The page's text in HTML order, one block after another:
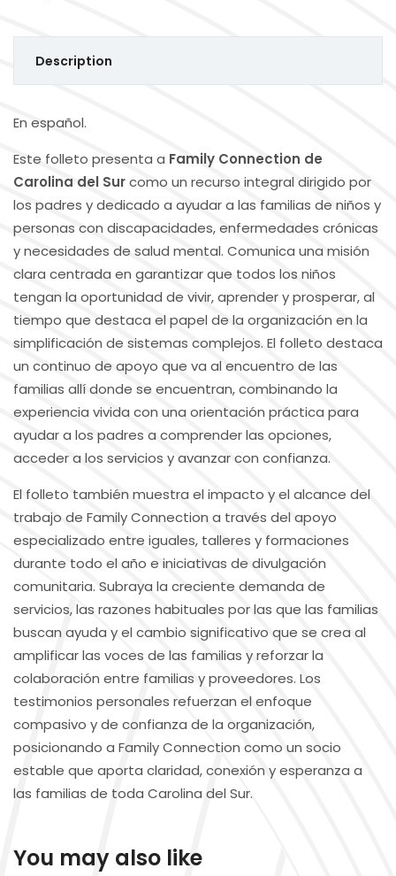
Description
En español.
Este folleto presenta a Family Connection de
Carolina del Surcomo un recurso integral dirigido por
los padres y dedicado a ayudar a las familias de niños y
personas con discapacidades, enfermedades crónicas
y necesidades de salud mental. Comunica una misión
clara centrada en garantizar que todos los niños
tengan la oportunidad de vivir, aprender y prosperar, al
tiempo que destaca el papel de la organización en la
simplificación de sistemas complejos. El folleto destaca
un continuo de apoyo que va al encuentro de las
familias allí donde se encuentran, combinando la
experiencia vivida con una orientación práctica para
ayudar a los padres a comprender las opciones,
acceder a los servicios y avanzar con confianza.
El folleto también muestra el impacto y el alcance del
trabajo de Family Connection a través del apoyo
especializado entre iguales, talleres y formaciones
durante todo el año e iniciativas de divulgación
comunitaria. Subraya la creciente demanda de
servicios, las razones habituales por las que las familias
buscan ayuda y el cambio significativo que se crea al
amplificar las voces de las familias y reforzar la
colaboración entre familias y proveedores. Los
testimonios personales refuerzan el enfoque
compasivo y de confianza de la organización,
posicionando a Family Connection como un socio
estable que aporta claridad, conexión y esperanza a
las familias de toda Carolina del Sur.
You may also like